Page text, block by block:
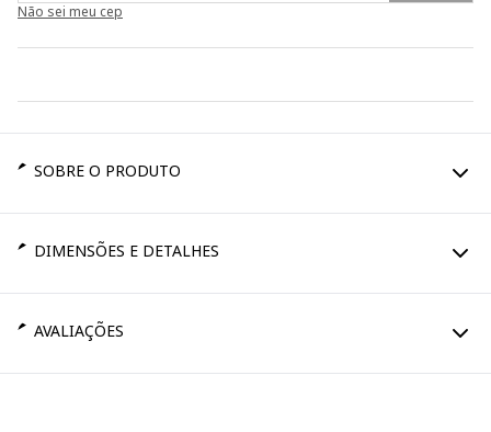
Não sei meu cep
SOBRE O PRODUTO
DIMENSÕES E DETALHES
AVALIAÇÕES